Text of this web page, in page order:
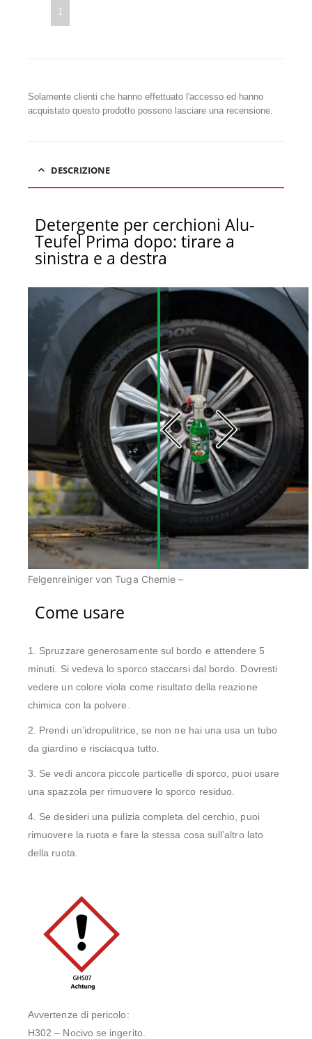
1
Solamente clienti che hanno effettuato l'accesso ed hanno
acquistato questo prodotto possono lasciare una recensione.
DESCRIZIONE
Detergente per cerchioni Alu-
Teufel Prima dopo: tirare a
sinistra e a destra
Felgenreiniger von Tuga Chemie –
Come usare
1. Spruzzare generosamente sul bordo e attendere 5
minuti. Si vedeva lo sporco staccarsi dal bordo. Dovresti
vedere un colore viola come risultato della reazione
chimica con la polvere.
2. Prendi un’idropulitrice, se non ne hai una usa un tubo
da giardino e risciacqua tutto.
3. Se vedi ancora piccole particelle di sporco, puoi usare
una spazzola per rimuovere lo sporco residuo.
4. Se desideri una pulizia completa del cerchio, puoi
rimuovere la ruota e fare la stessa cosa sull’altro lato
della ruota.
Avvertenze di pericolo:
H302 – Nocivo se ingerito.